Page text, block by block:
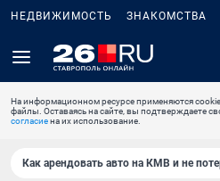
НЕДВИЖИМОСТЬ ЗНАКОМСТВА
На информационном ресурсе применяются
файлы. Оставаясь на сайте, вы подтверждаете
согласиена их использование.
Как арендовать авто на КМВ и не